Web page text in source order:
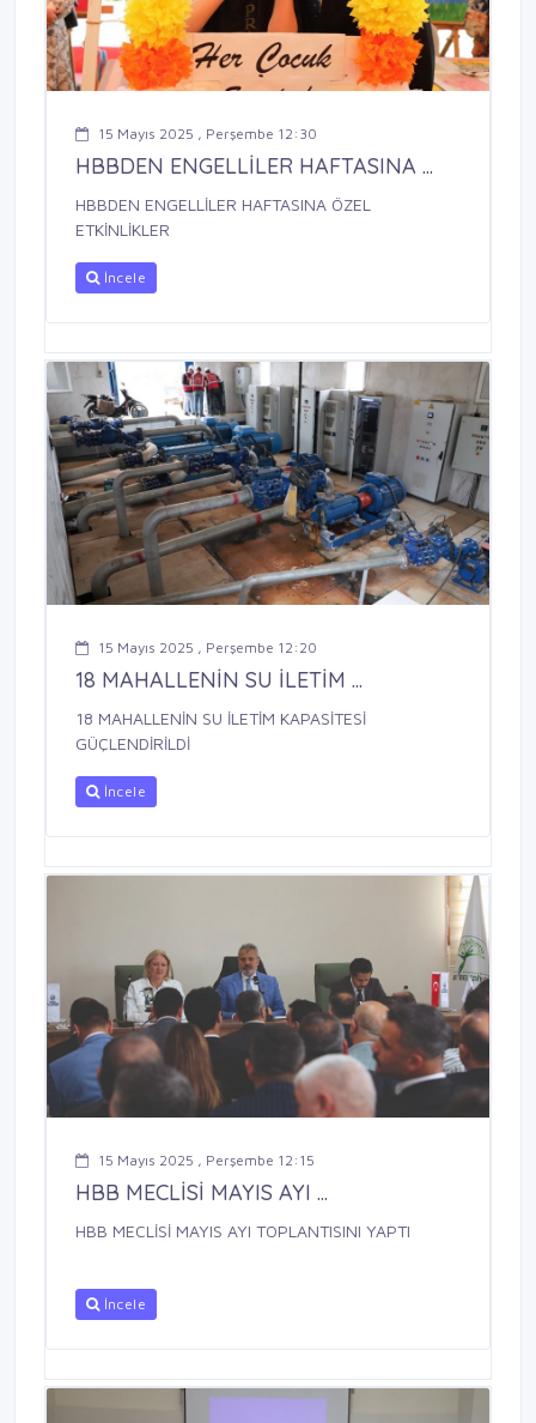
15 Mayıs 2025 , Perşembe 12:30
HBBDEN ENGELLİLER HAFTASINA ...
HBBDEN ENGELLİLER HAFTASINA ÖZEL
ETKİNLİKLER
İncele
15 Mayıs 2025 , Perşembe 12:20
18 MAHALLENİN SU İLETİM ...
18 MAHALLENİN SU İLETİM KAPASİTESİ
GÜÇLENDİRİLDİ
İncele
15 Mayıs 2025 , Perşembe 12:15
HBB MECLİSİ MAYIS AYI ...
HBB MECLİSİ MAYIS AYI TOPLANTISINI YAPTI
İncele